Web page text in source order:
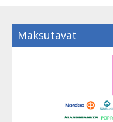
Maksutavat